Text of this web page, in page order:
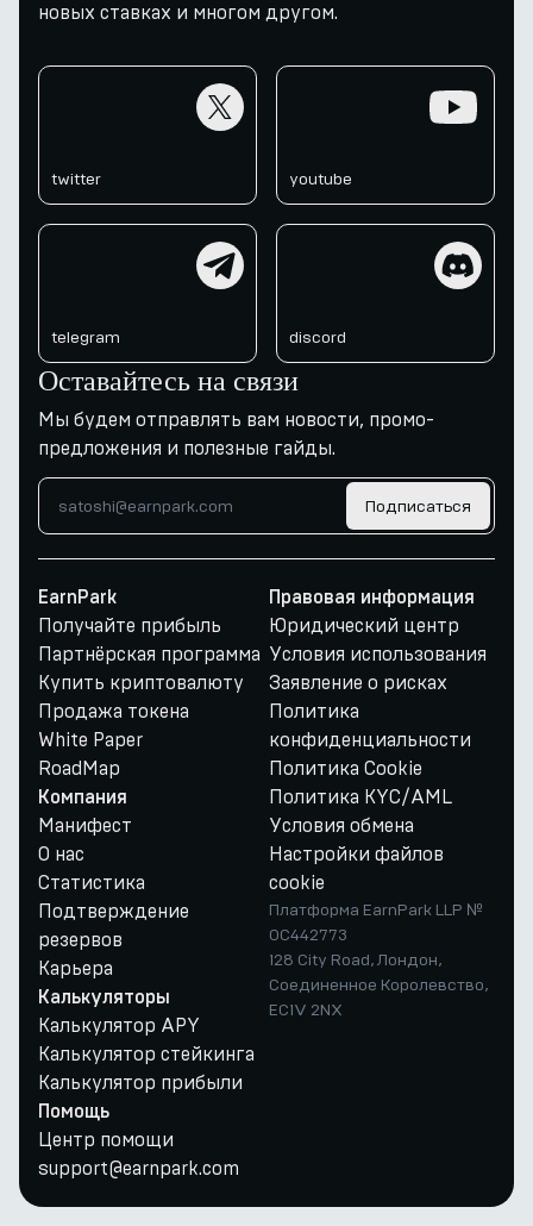
новых ставках и многом другом.
twitter youtube
telegram discord
Оставайтесь на связи
Мы будем отправлять вам новости, промо-
предложения и полезные гайды.
Подписаться
EarnPark
Получайте прибыль
Партнёрская программа
Купить криптовалюту
Продажа токена
White Paper
RoadMap
Компания
Манифест
О нас
Статистика
Подтверждение
резервов
Карьера
Калькуляторы
Калькулятор APY
Калькулятор стейкинга
Калькулятор прибыли
Помощь
Центр помощи
support@earnpark.com
Правовая информация
Юридический центр
Условия использования
Заявление о рисках
Политика
конфиденциальности
Политика Cookie
Политика KYC/AML
Условия обмена
Настройки файлов
cookie
Платформа EarnPark LLP №
OC442773
128 City Road, Лондон,
Соединенное Королевство,
EC1V 2NX